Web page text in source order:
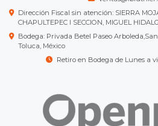
Dirección Fiscal sin atención: SIERRA
CHAPULTEPEC I SECCION, MIGUEL
Bodega: Privada Betel Paseo
Toluca, México
Retiro en Bodega de Lunes a